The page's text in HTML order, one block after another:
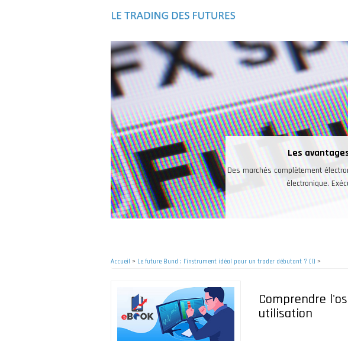
Les investisseurs
Accueil > Le future Bund : l'instrument idéal pour un trader débutant ? (I) >
Comprendre
utilisation